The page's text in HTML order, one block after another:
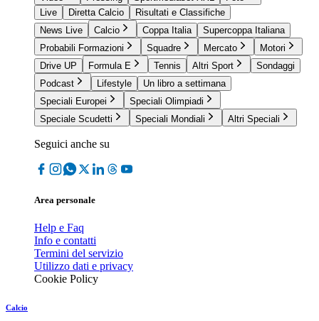
Live
Diretta Calcio
Risultati e Classifiche
News Live
Calcio Coppa Italia
Supercoppa Italiana
Probabili Formazioni
Squadre Mercato
Motori
Drive UP
Formula E Tennis Altri Sport
Sondaggi
Podcast
Lifestyle
Un libro a settimana
Speciali Europei
Speciali Olimpiadi
Speciale Scudetti
Speciali Mondiali Altri Speciali
Seguici anche su
Area personale
Help e Faq
Info e contatti
Termini del servizio
Utilizzo dati e privacy
Cookie Policy
Calcio